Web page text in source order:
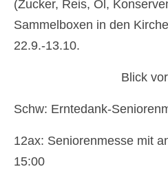
(Zucker, Reis, Öl,
Sammelboxen in den
22.9.-13.10.
Blick
Schw: Erntedank-
12ax: Seniorenmesse mit
15:00